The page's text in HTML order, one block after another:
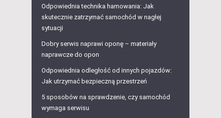
Odpowiednia technika hamowania: Jak
skutecznie zatrzymać samochód w nagłej
sytuacji
Dobry serwis naprawi oponę – materiały
naprawcze do opon
Odpowiednia odległość od innych pojazdów:
Jak utrzymać bezpieczną przestrzeń
5 sposobów na sprawdzenie, czy samochód
wymaga serwisu